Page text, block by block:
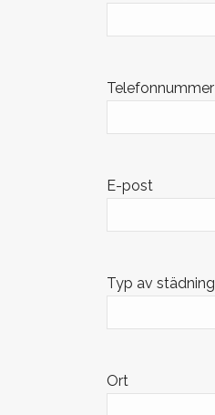
Telefonnummer
E-post
Typ av städning
Ort